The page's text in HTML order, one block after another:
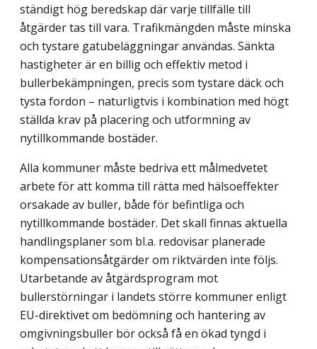
ständigt hög beredskap där varje tillfälle till
åtgärder tas till vara. Trafikmängden måste minska
och tystare gatubeläggningar användas. Sänkta
hastigheter är en billig och effektiv metod i
bullerbekämpningen, precis som tystare däck och
tysta fordon – naturligtvis i kombination med högt
ställda krav på placering och utformning av
nytillkommande bostäder.
Alla kommuner måste bedriva ett målmedvetet
arbete för att komma till rätta med hälsoeffekter
orsakade av buller, både för befintliga och
nytillkommande bostäder. Det skall finnas aktuella
handlingsplaner som bl.a. redovisar planerade
kompensationsåtgärder om riktvärden inte följs.
Utarbetande av åtgärdsprogram mot
bullerstörningar i landets större kommuner enligt
EU-direktivet om bedömning och hantering av
omgivningsbuller bör också få en ökad tyngd i